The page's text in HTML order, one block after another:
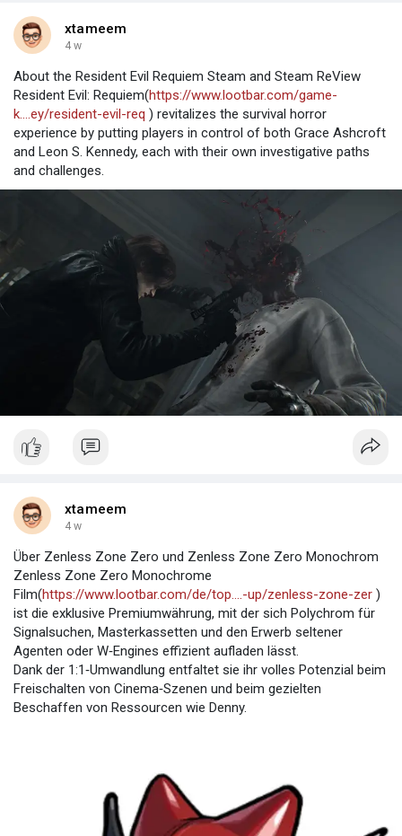
xtameem
4 w
About the Resident Evil Requiem Steam and Steam ReView
Resident Evil: Requiem(https://www.lootbar.com/game-
k....ey/resident-evil-req ) revitalizes the survival horror
experience by putting players in control of both Grace Ashcroft
and Leon S. Kennedy, each with their own investigative paths
and challenges.
xtameem
4 w
Über Zenless Zone Zero und Zenless Zone Zero Monochrom
Zenless Zone Zero Monochrome
Film(https://www.lootbar.com/de/top....-up/zenless-zone-zer )
ist die exklusive Premiumwährung, mit der sich Polychrom für
Signalsuchen, Masterkassetten und den Erwerb seltener
Agenten oder W‑Engines effizient aufladen lässt.
Dank der 1:1‑Umwandlung entfaltet sie ihr volles Potenzial beim
Freischalten von Cinema‑Szenen und beim gezielten
Beschaffen von Ressourcen wie Denny.